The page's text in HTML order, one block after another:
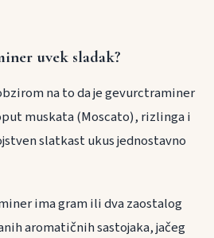
uvek sladak?
na to da je gevurctraminer
muskata (Moscato), rizlinga i
slatkast ukus jednostavno
ima gram ili dva zaostalog
aromatičnih sastojaka, jačeg